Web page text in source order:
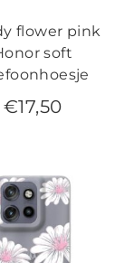
flower pink
soft
€17,50